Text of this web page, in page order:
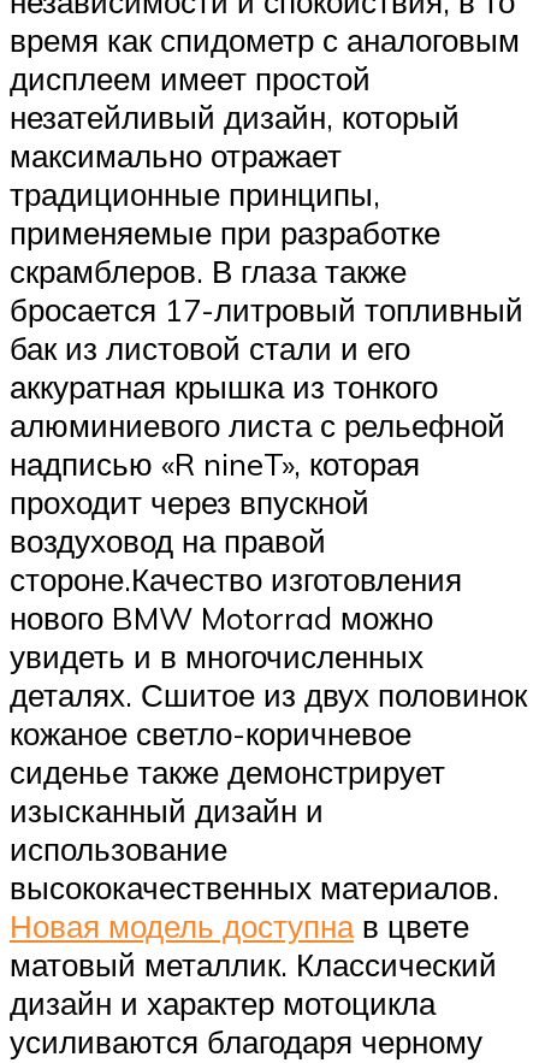
время как спидометр с аналоговым
дисплеем имеет простой
незатейливый дизайн, который
максимально отражает
традиционные принципы,
применяемые при разработке
скрамблеров. В глаза также
бросается 17-литровый топливный
бак из листовой стали и его
аккуратная крышка из тонкого
алюминиевого листа с рельефной
надписью «R nineT», которая
проходит через впускной
воздуховод на правой
стороне.Качество изготовления
нового BMW Motorrad можно
увидеть и в многочисленных
деталях. Сшитое из двух половинок
кожаное светло-коричневое
сиденье также демонстрирует
изысканный дизайн и
использование
высококачественных материалов.
Новая модель доступнав цвете
матовый металлик. Классический
дизайн и характер мотоцикла
усиливаются благодаря черному